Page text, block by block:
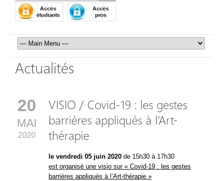
Actualités
20
MAI
2020
VISIO / Covid-19 : les gestes
barrières appliqués à l’Art-
thérapie
e vendredi 05 juin 2020 de 15h30 à 17h30
est organisé une visio sur « Covid-19 : les gestes
barrières appliqués à l’Art-thérapie »